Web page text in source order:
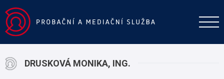
DRUSKOVÁ MONIKA, ING.